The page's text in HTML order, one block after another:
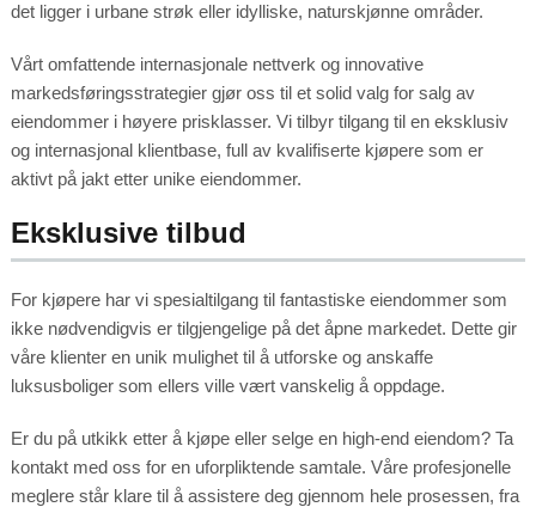
det ligger i urbane strøk eller idylliske, naturskjønne områder.
Vårt omfattende internasjonale nettverk og innovative
markedsføringsstrategier gjør oss til et solid valg for salg av
eiendommer i høyere prisklasser. Vi tilbyr tilgang til en eksklusiv
og internasjonal klientbase, full av kvalifiserte kjøpere som er
aktivt på jakt etter unike eiendommer.
Eksklusive tilbud
For kjøpere har vi spesialtilgang til fantastiske eiendommer som
ikke nødvendigvis er tilgjengelige på det åpne markedet. Dette gir
våre klienter en unik mulighet til å utforske og anskaffe
luksusboliger som ellers ville vært vanskelig å oppdage.
Er du på utkikk etter å kjøpe eller selge en high-end eiendom? Ta
kontakt med oss for en uforpliktende samtale. Våre profesjonelle
meglere står klare til å assistere deg gjennom hele prosessen, fra